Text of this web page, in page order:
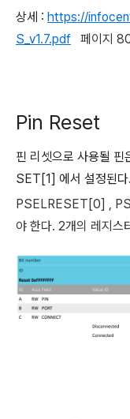
상세 : https://
S_v1.7.pdf
페이지
Pin Reset
핀 리셋으로 사용될
SET[1] 에서 설정된다.
PSELRESET[0] ,
야 한다. 2개의 레지